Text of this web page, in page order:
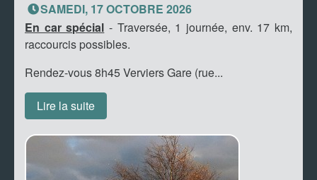
SAMEDI, 17 OCTOBRE 2026
En car spécial - Traversée, 1 journée, env. 17 km,
raccourcis possibles.
Rendez-vous 8h45 Verviers Gare (rue...
Lire la suite